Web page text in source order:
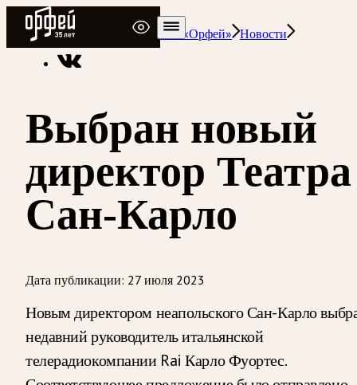
Радио Орфей
Радио классической музыки «Орфей» Новости
Выбран новый
директор Театра
Сан-Карло
Дата публикации: 27 июля 2023
Новым директором неапольского Сан-Карло
недавний руководитель итальянской
телерадиокомпании Rai Карло Фуортес.